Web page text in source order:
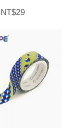
NT$29